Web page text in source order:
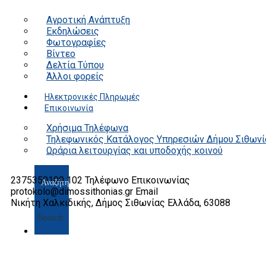
Αγροτική Ανάπτυξη
Εκδηλώσεις
Φωτογραφίες
Βίντεο
Δελτία Τύπου
Άλλοι φορείς
Ηλεκτρονικές Πληρωμές
Επικοινωνία
Χρήσιμα Τηλέφωνα
Τηλεφωνικός Κατάλογος Υπηρεσιών Δήμου
Ωράρια λειτουργίας και υποδοχής κοινού
Search
2375350100 102 Τηλέφωνο Επικοινωνίας
protokolo@dimossithonias.gr Email
Νικήτη Χαλκιδικής, Δήμος Σιθωνίας Ελλάδα, 63088